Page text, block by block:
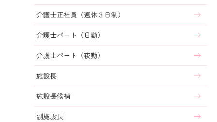
介護士正社員（週休３日制）
介護士パート（日勤）
介護士パート（夜勤）
施設⻑
施設長候補
副施設長